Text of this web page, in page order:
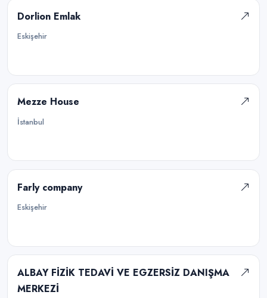
Dorlion Emlak
Eskişehir
Mezze House
İstanbul
Farly company
Eskişehir
ALBAY FİZİK TEDAVİ VE EGZERSİZ DANIŞMA
MERKEZİ